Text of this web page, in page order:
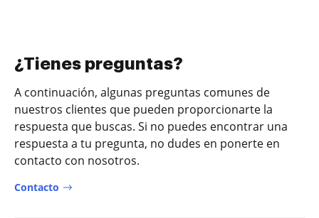
¿Tienes preguntas?
A continuación, algunas preguntas comunes de
nuestros clientes que pueden proporcionarte la
respuesta que buscas. Si no puedes encontrar una
respuesta a tu pregunta, no dudes en ponerte en
contacto con nosotros.
Contacto